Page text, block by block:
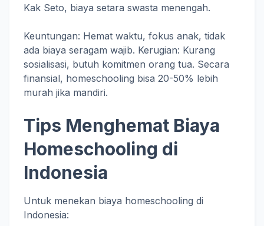
Kak Seto, biaya setara swasta menengah.
Keuntungan: Hemat waktu, fokus anak, tidak
ada biaya seragam wajib. Kerugian: Kurang
sosialisasi, butuh komitmen orang tua. Secara
finansial, homeschooling bisa 20-50% lebih
murah jika mandiri.
Tips Menghemat Biaya
Homeschooling di
Indonesia
Untuk menekan biaya homeschooling di
Indonesia: